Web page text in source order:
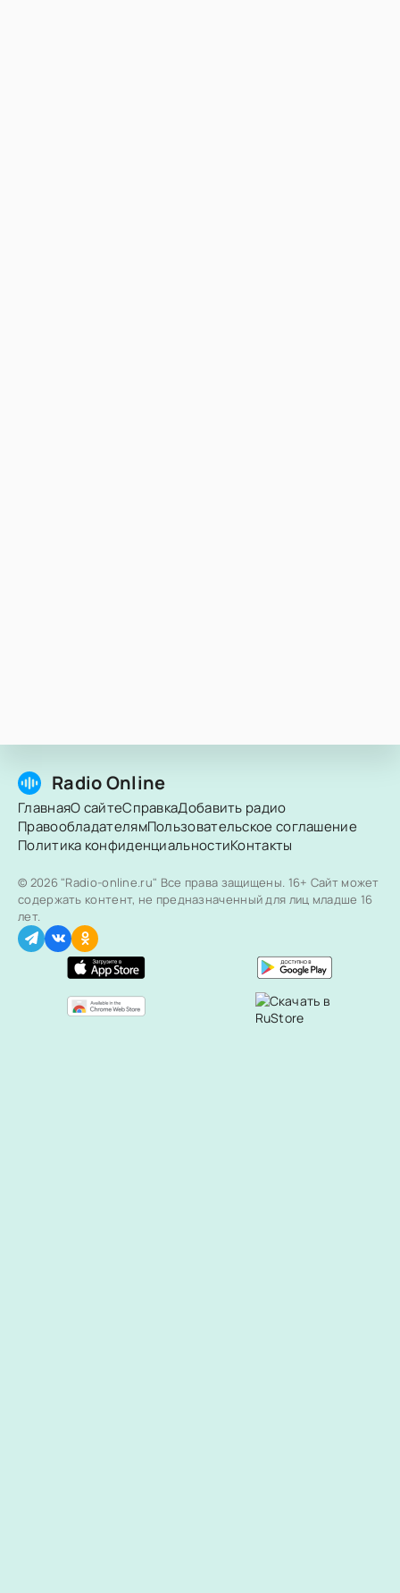
Radio Online
ГлавнаяО сайтеСправкаДобавить радио
ПравообладателямПользовательское соглашение
Политика конфиденциальностиКонтакты
© 2026 "Radio-online.ru" Все права защищены. 16+ Сайт может
содержать контент, не предназначенный для лиц младше 16
лет.